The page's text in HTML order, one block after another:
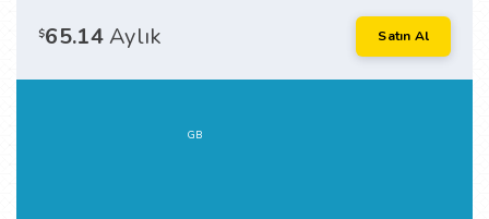
$65.14Aylık Satın Al
GB